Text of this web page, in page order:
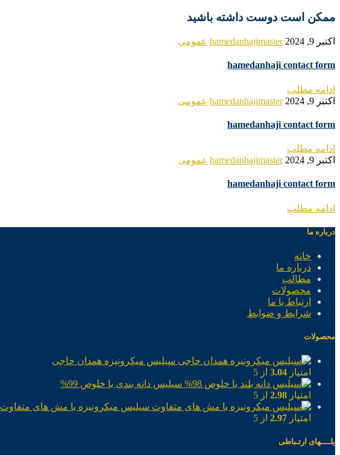
ممکن است دوست داشته باشید
اکتبر 9, 2024 hamedanhajimaster عمومی
hamedanhaji contact form
ادامه مطلب
اکتبر 9, 2024
hamedanhajimaster عمومی
hamedanhaji contact form
ادامه مطلب
اکتبر 9, 2024
hamedanhajimaster عمومی
hamedanhaji contact form
ادامه مطلب
درباره ما
خانه
درباره ما
مطالب
محصولات
ارتباط با ما
شرایط و ضوابط
محصولات
سیلیس میکرونیزه همدان حاجی
امتیاز 3.04 از 5
سیلیس دانه بندی با خلوص 99%
امتیاز 2.98 از 5
سیلیس میکرونیزه با مش های متفاوت
امتیاز 2.97 از 5
پلــــهای ارتـباطی